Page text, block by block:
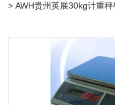
> AWH贵州英展30kg计重